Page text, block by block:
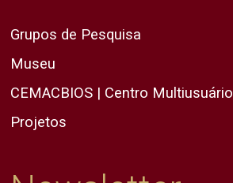
Grupos de Pesquisa
Museu
CEMACBIOS | Centro Multiusuário
Projetos